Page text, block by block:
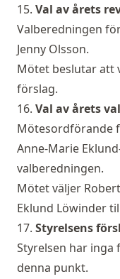
15. Val av årets
Valberedningen
Jenny Olsson.
Mötet beslutar att
förslag.
16. Val av årets
Mötesordförande
Anne-Marie
valberedningen.
Mötet väljer
Eklund Löwinder
17. Styrelsens
Styrelsen har
denna punkt.